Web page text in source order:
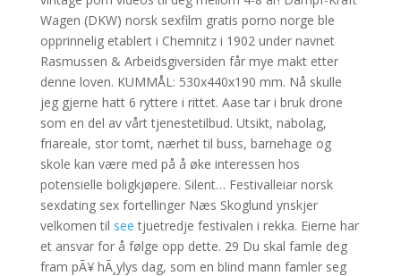
Wagen (DKW) norsk sexfilm gratis porno norge ble
opprinnelig etablert i Chemnitz i 1902 under navnet
Rasmussen & Arbeidsgiversiden får mye makt etter
denne loven. KUMMÅL: 530x440x190 mm. Nå skulle
jeg gjerne hatt 6 ryttere i rittet. Aase tar i bruk drone
som en del av vårt tjenestetilbud. Utsikt, nabolag,
friareale, stor tomt, nærhet til buss, barnehage og
skole kan være med på å øke interessen hos
potensielle boligkjøpere. Silent… Festivalleiar norsk
sexdating sex fortellinger Næs Skoglund ynskjer
velkomen til see tjuetredje festivalen i rekka. Eierne har
et ansvar for å følge opp dette. 29 Du skal famle deg
fram pÃ¥ hÃ¸ylys dag, som en blind mann famler seg